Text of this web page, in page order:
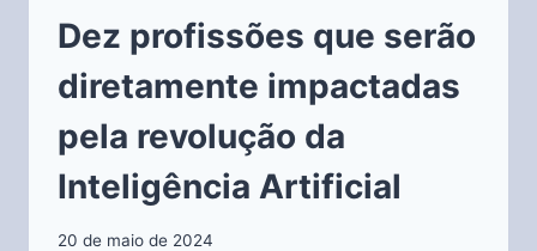
Dez profissões que serão
diretamente impactadas
pela revolução da
Inteligência Artificial
20 de maio de 2024